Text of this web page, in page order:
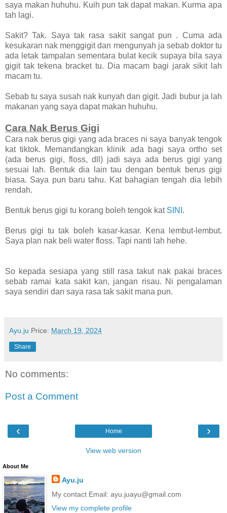
saya makan huhuhu. Kuih pun tak dapat makan. Kurma apa
tah lagi.
Sakit? Tak. Saya tak rasa sakit sangat pun . Cuma ada
kesukaran nak menggigit dan mengunyah ja sebab doktor tu
ada letak tampalan sementara bulat kecik supaya bila saya
gigit tak tekena bracket tu. Dia macam bagi jarak sikit lah
macam tu.
Sebab tu saya susah nak kunyah dan gigit. Jadi bubur ja lah
makanan yang saya dapat makan huhuhu.
Cara Nak Berus Gigi
Cara nak berus gigi yang ada braces ni saya banyak tengok
kat tiktok. Memandangkan klinik ada bagi saya ortho set
(ada berus gigi, floss, dll) jadi saya ada berus gigi yang
sesuai lah. Bentuk dia lain tau dengan bentuk berus gigi
biasa. Saya pun baru tahu. Kat bahagian tengah dia lebih
rendah.
Bentuk berus gigi tu korang boleh tengok kat SINI .
Berus gigi tu tak boleh kasar-kasar. Kena lembut-lembut.
Saya plan nak beli water floss. Tapi nanti lah hehe.
So kepada sesiapa yang still rasa takut nak pakai braces
sebab ramai kata sakit kan, jangan risau. Ni pengalaman
saya sendiri dan saya rasa tak sakit mana pun.
Ayu.ju Price: March 19, 2024
Share
No comments:
Post a Comment
‹ ›
Home
View web version
About Me
Ayu.ju
My contact Email: ayu.juayu@gmail.com
View my complete profile